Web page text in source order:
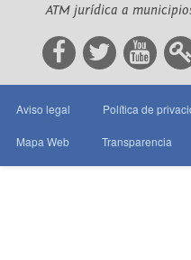
ATM jurídica a
Aviso legal Política de
Mapa Web Transparencia